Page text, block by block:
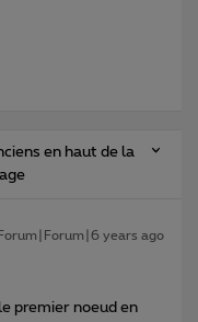
en haut de la
Forum|Forum|6 years ago
premier noeud en